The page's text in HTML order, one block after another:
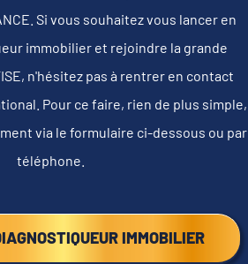
Si vous souhaitez vous lancer en
immobilier et rejoindre la grande
n'hésitez pas à rentrer en contact
Pour ce faire, rien de plus simple,
via le formulaire ci-dessous ou par
téléphone.
IMMOBILIER